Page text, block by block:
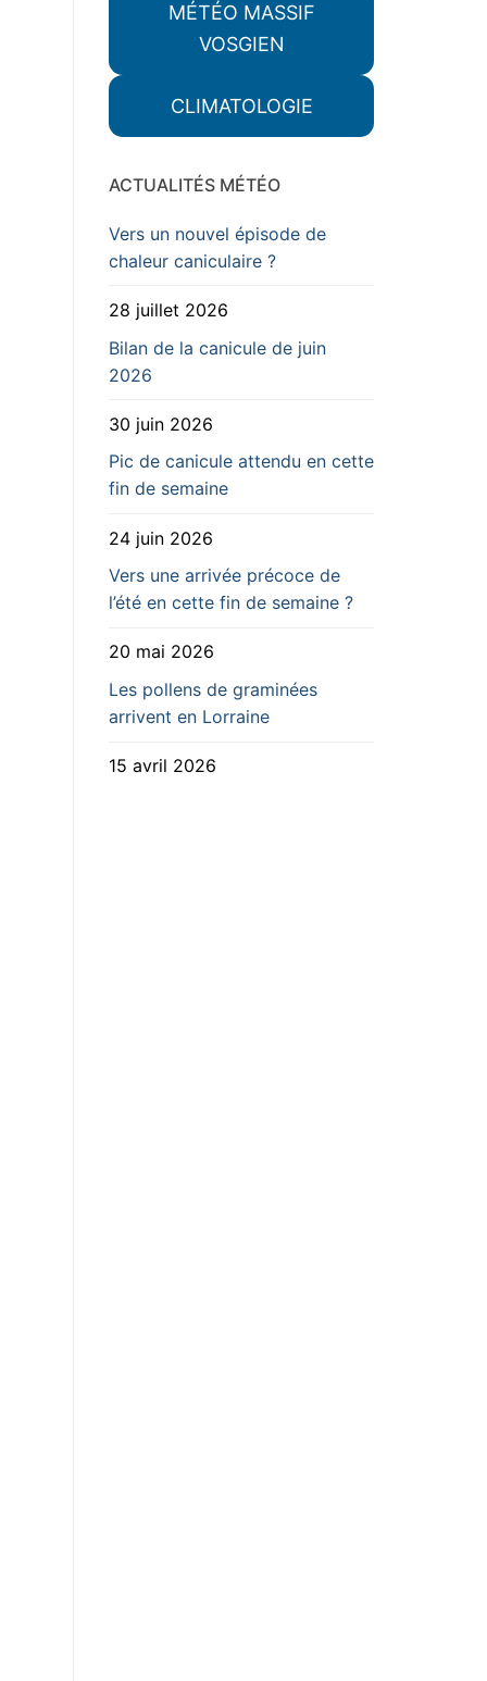
MÉTÉO MASSIF
VOSGIEN
CLIMATOLOGIE
ACTUALITÉS MÉTÉO
Vers un nouvel épisode de
chaleur caniculaire ?
28 juillet 2026
Bilan de la canicule de juin
2026
30 juin 2026
Pic de canicule attendu en cette
fin de semaine
24 juin 2026
Vers une arrivée précoce de
l’été en cette fin de semaine ?
20 mai 2026
Les pollens de graminées
arrivent en Lorraine
15 avril 2026